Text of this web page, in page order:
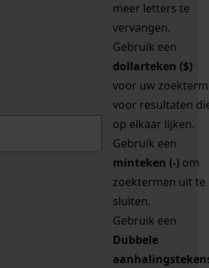
meer letters te
vervangen.
Gebruik een
dollarteken ($)
voor uw zoekterm
voor resultaten
op elkaar lijken.
Gebruik een
minteken (-) om
zoektermen uit te
sluiten.
Gebruik een
Dubbele